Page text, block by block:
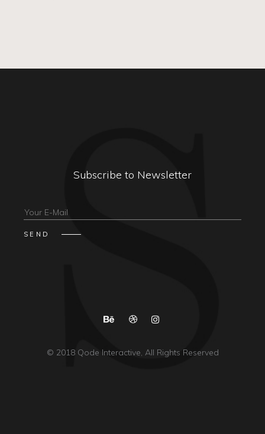
Subscribe to Newsletter
© 2018Qode Interactive, All Rights Reserved